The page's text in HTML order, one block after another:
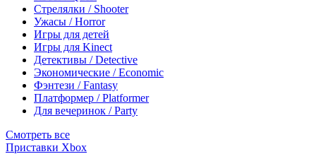
Стрелялки / Shooter
Ужасы / Horror
Игры для детей
Игры для Kinect
Детективы / Detective
Экономические / Economic
Фэнтези / Fantasy
Платформер / Platformer
Для вечеринок / Party
Смотреть все
Приставки Xbox